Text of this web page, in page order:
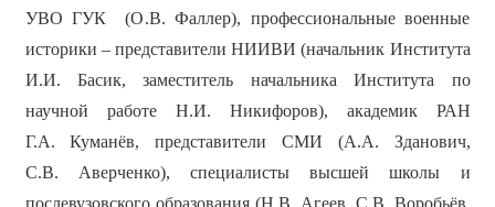
УВО ГУК (О.В. Фаллер), профессиональные военные
историки – представители НИИВИ (начальник Института
И.И. Басик, заместитель начальника Института по
научной работе Н.И. Никифоров), академик РАН
Г.А. Куманёв, представители СМИ (А.А. Зданович,
С.В. Аверченко), специалисты высшей школы и